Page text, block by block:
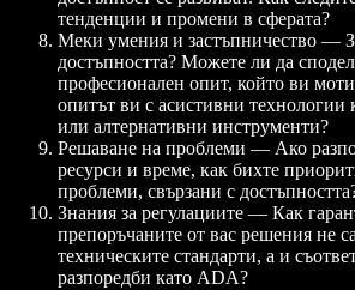
тенденции и промени в сферата?
Меки умения и застъпничество —
достъпността? Можете ли да
професионален опит, който ви
опитът ви с асистивни технологии
или алтернативни инструменти?
Решаване на проблеми — Ако
ресурси и време, как бихте
проблеми, свързани с
Знания за регулациите — Как
препоръчаните от вас решения не
техническите стандарти, а и
разпоредби като ADA?